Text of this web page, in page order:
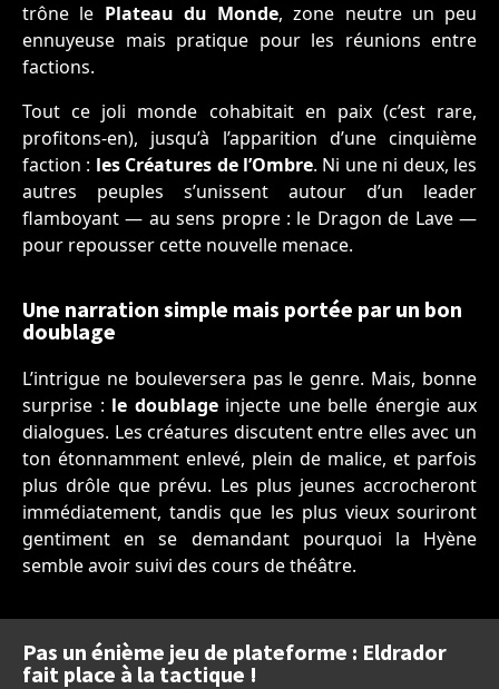
trône le Plateau du Monde, zone neutre un peu
ennuyeuse mais pratique pour les réunions entre
factions.
Tout ce joli monde cohabitait en paix (c’est rare,
profitons-en), jusqu’à l’apparition d’une cinquième
faction : les Créatures de l’Ombre. Ni une ni deux, les
autres peuples s’unissent autour d’un leader
flamboyant — au sens propre : le Dragon de Lave —
pour repousser cette nouvelle menace.
Une narration simple mais portée par un bon
doublage
L’intrigue ne bouleversera pas le genre. Mais, bonne
surprise : le doublageinjecte une belle énergie aux
dialogues. Les créatures discutent entre elles avec un
ton étonnamment enlevé, plein de malice, et parfois
plus drôle que prévu. Les plus jeunes accrocheront
immédiatement, tandis que les plus vieux souriront
gentiment en se demandant pourquoi la Hyène
semble avoir suivi des cours de théâtre.
Pas un énième jeu de plateforme : Eldrador
fait place à la tactique !